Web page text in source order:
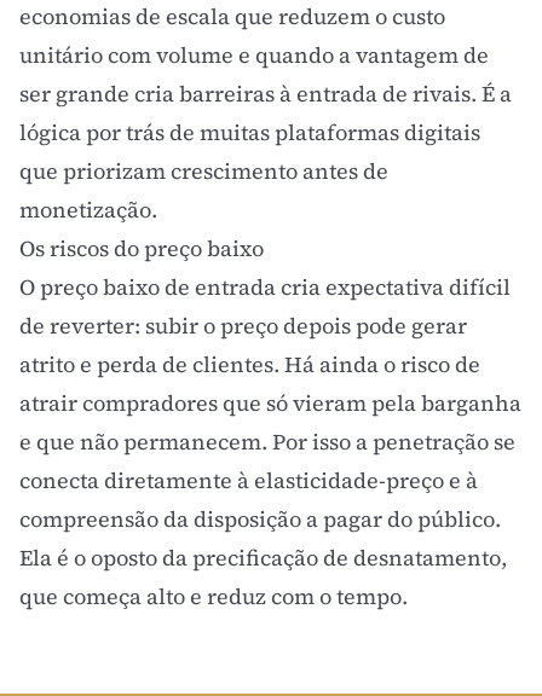
economias de escalaque reduzem o custo
unitário com volume e quando a vantagem de
ser grande cria barreiras à entrada de rivais. É a
lógica por trás de muitas plataformas digitais
que priorizam crescimento antes de
monetização.
Os riscos do preço baixo
O preço baixo de entrada cria expectativa difícil
de reverter: subir o preço depois pode gerar
atrito e perda de clientes. Há ainda o risco de
atrair compradores que só vieram pela barganha
e que não permanecem. Por isso a penetração se
conecta diretamente àelasticidade-preçoe à
compreensão dadisposição a pagardo público.
Ela é o oposto daprecificação de desnatamento,
que começa alto e reduz com o tempo.